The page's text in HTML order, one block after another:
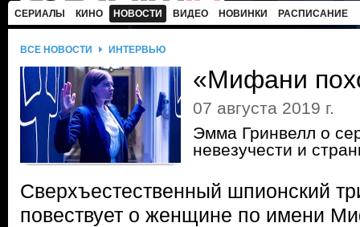
СЕРИАЛЫ КИНО НОВОСТИ ВИДЕО НОВИНКИ РАСПИСАНИЕ
ВСЕ НОВОСТИ ИНТЕРВЬЮ
«Мифани
07 августа 2019 г.
Эмма Гринвелл о
невезучести и
Сверхъестественный шпионский
повествует о женщине по имени